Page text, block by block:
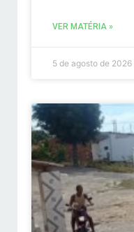
VER MATÉRIA »
5 de agosto de 2026